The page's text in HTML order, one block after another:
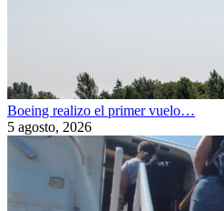
Boeing realizo el primer vuelo…
5 agosto, 2026